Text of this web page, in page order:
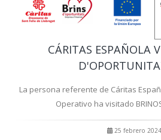
CÁRITAS ESPAÑOLA
La persona referente de Cáritas
Operativo ha visitado
25 febrero 2024